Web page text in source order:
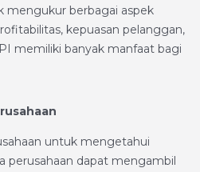
mengukur berbagai aspek
kepuasan pelanggan,
memiliki banyak manfaat bagi
untuk mengetahui
perusahaan dapat mengambil